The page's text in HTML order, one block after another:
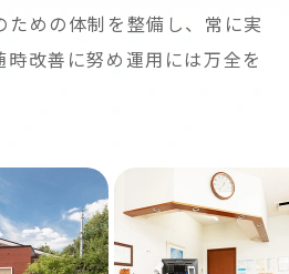
ための体制を整備し、常に実
改善に努め運用には万全を
Next